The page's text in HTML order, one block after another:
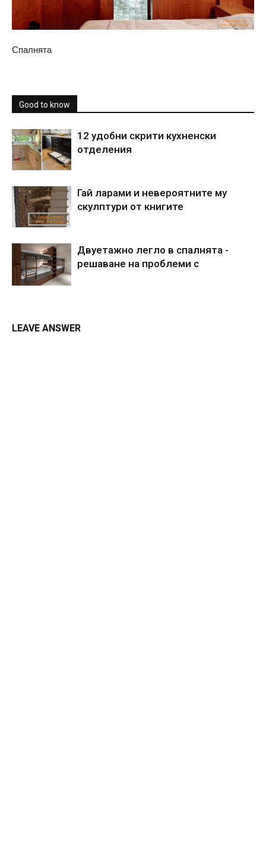
Спалнята
Good to know
12 удобни скрити кухненски
отделения
Гай ларами и невероятните му
скулптури от книгите
Двуетажно легло в спалнята -
решаване на проблеми с
LEAVE ANSWER